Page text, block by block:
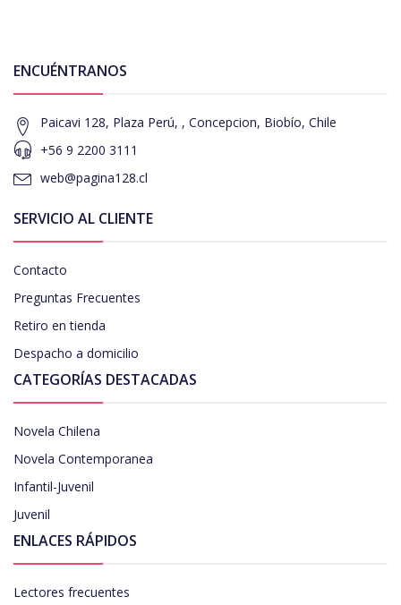
ENCUÉNTRANOS
Paicavi 128, Plaza Perú, , Concepcion, Biobío, Chile
+56 9 2200 3111
web@pagina128.cl
SERVICIO AL CLIENTE
Contacto
Preguntas Frecuentes
Retiro en tienda
Despacho a domicilio
CATEGORÍAS DESTACADAS
Novela Chilena
Novela Contemporanea
Infantil-Juvenil
Juvenil
ENLACES RÁPIDOS
Lectores frecuentes